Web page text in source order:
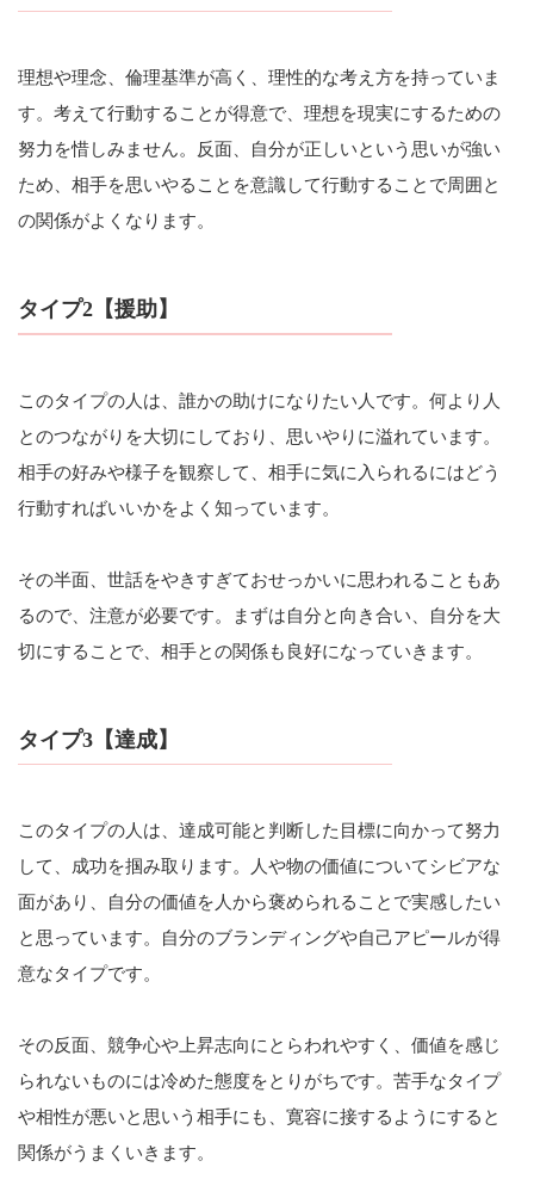
理想や理念、倫理基準が高く、理性的な考え方を持っていま
す。考えて行動することが得意で、理想を現実にするための
努力を惜しみません。反面、自分が正しいという思いが強い
ため、相手を思いやることを意識して行動することで周囲と
の関係がよくなります。
タイプ2【援助】
このタイプの人は、誰かの助けになりたい人です。何より人
とのつながりを大切にしており、思いやりに溢れています。
相手の好みや様子を観察して、相手に気に入られるにはどう
行動すればいいかをよく知っています。
その半面、世話をやきすぎておせっかいに思われることもあ
るので、注意が必要です。まずは自分と向き合い、自分を大
切にすることで、相手との関係も良好になっていきます。
タイプ3【達成】
このタイプの人は、達成可能と判断した目標に向かって努力
して、成功を掴み取ります。人や物の価値についてシビアな
面があり、自分の価値を人から褒められることで実感したい
と思っています。自分のブランディングや自己アピールが得
意なタイプです。
その反面、競争心や上昇志向にとらわれやすく、価値を感じ
られないものには冷めた態度をとりがちです。苦手なタイプ
や相性が悪いと思いう相手にも、寛容に接するようにすると
関係がうまくいきます。